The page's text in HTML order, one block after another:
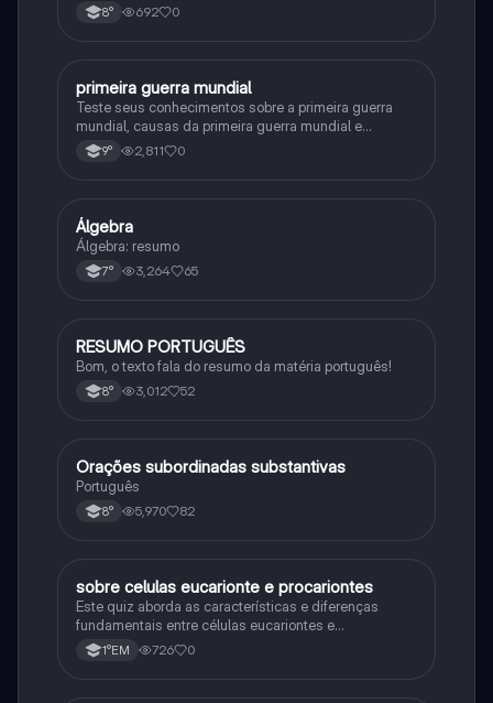
8° 692 0
História
primeira guerra mundial
Teste seus conhecimentos sobre a primeira guerra
mundial, causas da primeira guerra mundial e
consequências da Primeira Guerra Mundial, fases da
primeira guerra mundial
9° 2,811 0
Matematica
Álgebra
Álgebra: resumo
7° 3,264 65
Português
RESUMO PORTUGUÊS
Bom, o texto fala do resumo da matéria português!
8° 3,012 52
Português
Orações subordinadas substantivas
Português
8° 5,970 82
Biologia
sobre celulas eucarionte e procariontes
Este quiz aborda as características e diferenças
fundamentais entre células eucariontes e
procariontes.
1°EM 726 0